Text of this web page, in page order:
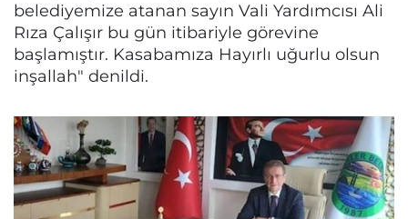
belediyemize atanan sayın Vali Yardımcısı Ali
Rıza Çalışır bu gün itibariyle görevine
başlamıştır. Kasabamıza Hayırlı uğurlu olsun
inşallah" denildi.